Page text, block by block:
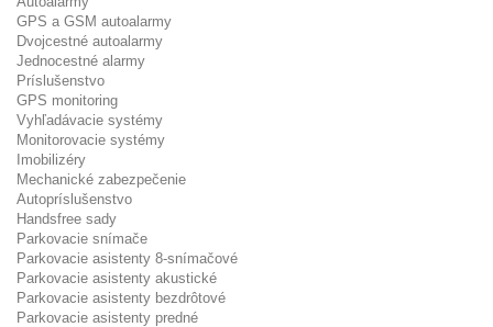
GPS a GSM autoalarmy
Dvojcestné autoalarmy
Jednocestné alarmy
Príslušenstvo
GPS monitoring
Vyhľadávacie systémy
Monitorovacie systémy
Imobilizéry
Mechanické zabezpečenie
Autopríslušenstvo
Handsfree sady
Parkovacie snímače
Parkovacie asistenty 8-snímačové
Parkovacie asistenty akustické
Parkovacie asistenty bezdrôtové
Parkovacie asistenty predné